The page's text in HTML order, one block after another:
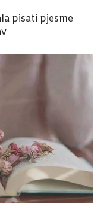
pisati pjesme